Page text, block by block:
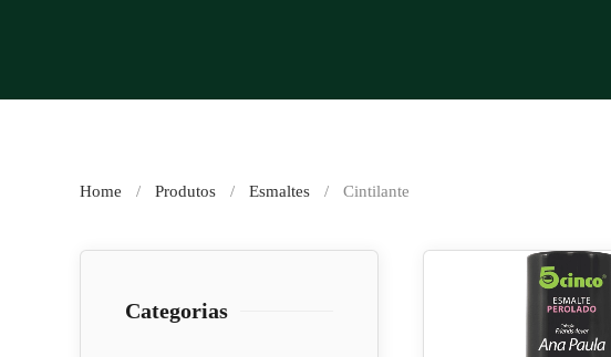
Home Produtos Esmaltes Cintilante
Categorias